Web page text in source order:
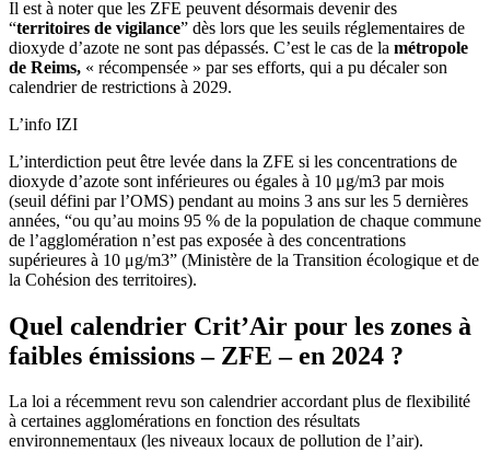
Il est à noter que les ZFE peuvent désormais devenir des
“territoires de vigilance” dès lors que les seuils réglementaires de
dioxyde d’azote ne sont pas dépassés. C’est le cas de la métropole
de Reims, « récompensée » par ses efforts, qui a pu décaler son
calendrier de restrictions à 2029.
L’info IZI
L’interdiction peut être levée dans la ZFE si les concentrations de
dioxyde d’azote sont inférieures ou égales à 10 μg/m3 par mois
(seuil défini par l’OMS) pendant au moins 3 ans sur les 5 dernières
années, “ou qu’au moins 95 % de la population de chaque commune
de l’agglomération n’est pas exposée à des concentrations
supérieures à 10 μg/m3” (Ministère de la Transition écologique et de
la Cohésion des territoires).
Quel calendrier Crit’Air pour les zones à
faibles émissions – ZFE – en 2024 ?
La loi a récemment revu son calendrier accordant plus de flexibilité
à certaines agglomérations en fonction des résultats
environnementaux (les niveaux locaux de pollution de l’air).